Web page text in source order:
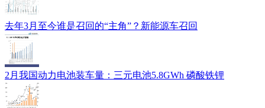
去年3月至今谁是召回的“主角”？新能源车召回
2月我国动力电池装车量：三元电池5.8GWh 磷酸铁锂